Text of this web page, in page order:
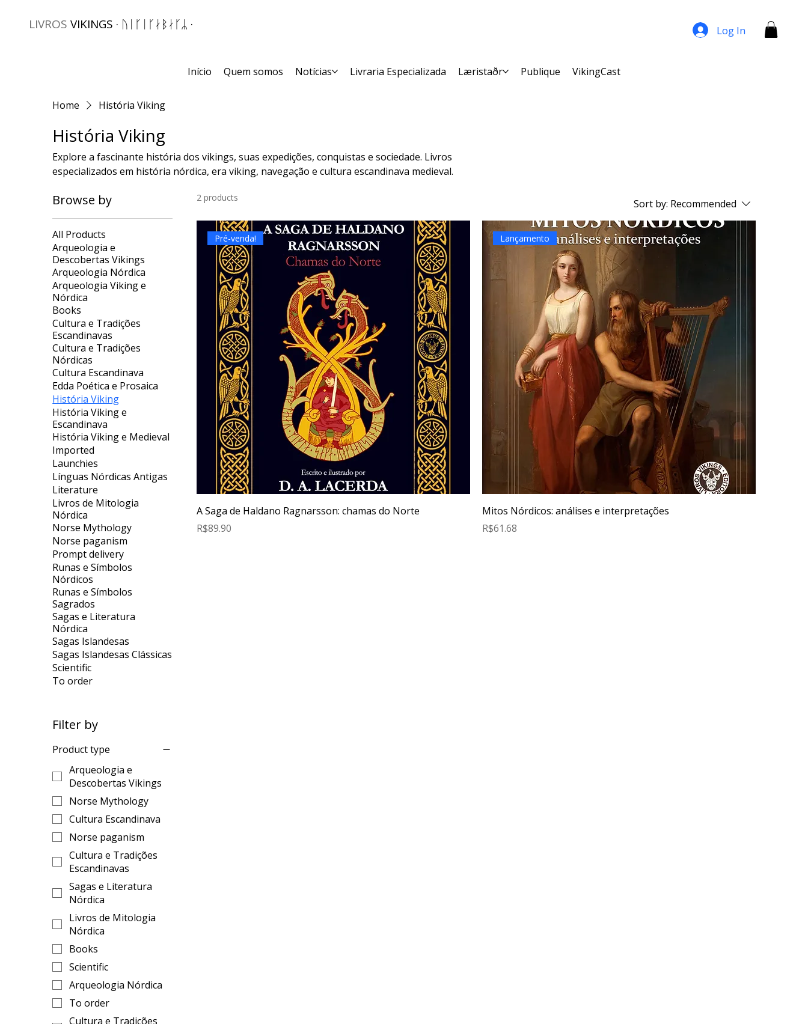
Início Quem somos Notícias Livraria Especializada Læristaðr Publique VikingCast
LIVROS VIKINGS · ᚢᛁᚴᛁᚴᛅᛒᛅᚴᛦ · Log In
Home História Viking
História Viking
Explore a fascinante história dos vikings, suas expedições, conquistas e sociedade. Livros
especializados em história nórdica, era viking, navegação e cultura escandinava medieval.
Browse by
All Products
Arqueologia e
Descobertas Vikings
Arqueologia Nórdica
Arqueologia Viking e
Nórdica
Books
Cultura e Tradições
Escandinavas
Cultura e Tradições
Nórdicas
Cultura Escandinava
Edda Poética e Prosaica
História Viking
História Viking e
Escandinava
História Viking e Medieval
Imported
Launchies
Línguas Nórdicas Antigas
Literature
Livros de Mitologia
Nórdica
Norse Mythology
Norse paganism
Prompt delivery
Runas e Símbolos
Nórdicos
Runas e Símbolos
Sagrados
Sagas e Literatura
Nórdica
Sagas Islandesas
Sagas Islandesas Clássicas
Scientific
To order
Filter by
Product type
Arqueologia e
Descobertas Vikings
Norse Mythology
Cultura Escandinava
Norse paganism
Cultura e Tradições
Escandinavas
Sagas e Literatura
Nórdica
Livros de Mitologia
Nórdica
Books
Scientific
Arqueologia Nórdica
To order
Cultura e Tradições
2 products Sort by: Recommended
Pré-venda!
A Saga de Haldano Ragnarsson: chamas do Norte
Price
R$89.90
Lançamento
Mitos Nórdicos: análises e interpretações
Price
R$61.68